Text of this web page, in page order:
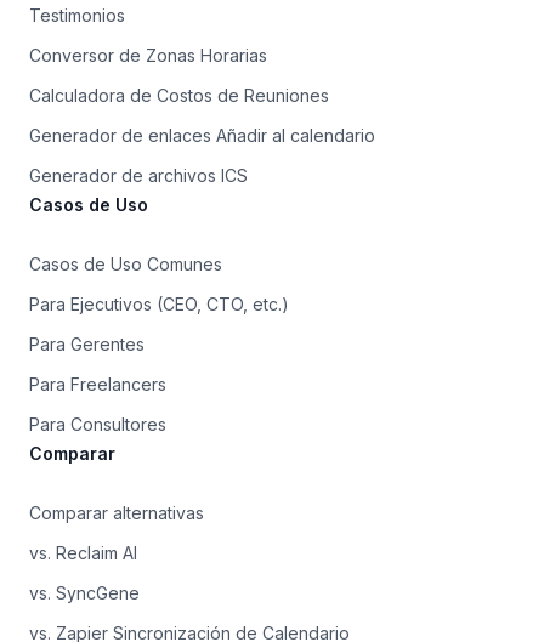
Testimonios
Conversor de Zonas Horarias
Calculadora de Costos de Reuniones
Generador de enlaces Añadir al calendario
Generador de archivos ICS
Casos de Uso
Casos de Uso Comunes
Para Ejecutivos (CEO, CTO, etc.)
Para Gerentes
Para Freelancers
Para Consultores
Comparar
Comparar alternativas
vs. Reclaim AI
vs. SyncGene
vs. Zapier Sincronización de Calendario